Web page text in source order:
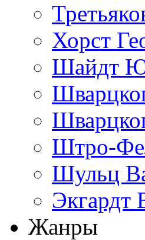
Хорст
Шайдт
Штро-
Шульц
Экгардт
Жанры